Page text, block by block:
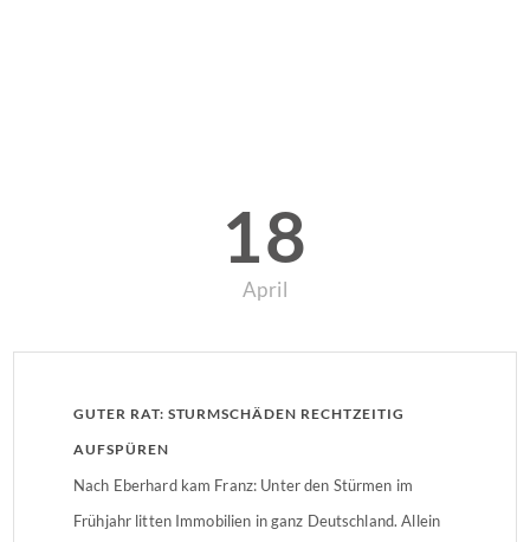
18
April
GUTER RAT: STURMSCHÄDEN RECHTZEITIG
AUFSPÜREN
Nach Eberhard kam Franz: Unter den Stürmen im
Frühjahr litten Immobilien in ganz Deutschland. Allein